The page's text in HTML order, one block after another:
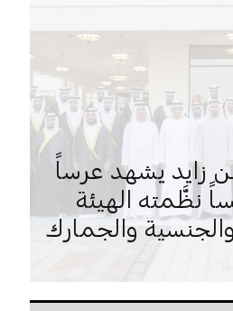
زايد يشهد عرساً
عريساً نظَّمته الهيئة
والجنسية والجمارك